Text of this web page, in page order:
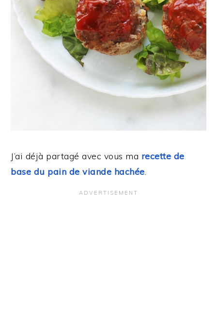
J’ai déjà partagé avec vous ma recette de
base du pain de viande hachée.